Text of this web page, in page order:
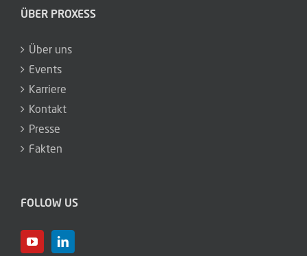
ÜBER PROXESS
Über uns
Events
Karriere
Kontakt
Presse
Fakten
FOLLOW US